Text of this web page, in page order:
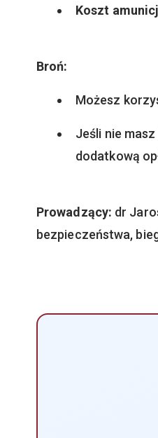
Koszt
Broń:
Możesz
Jeśli nie
dodatkową
Prowadzący: dr
bezpieczeństwa,